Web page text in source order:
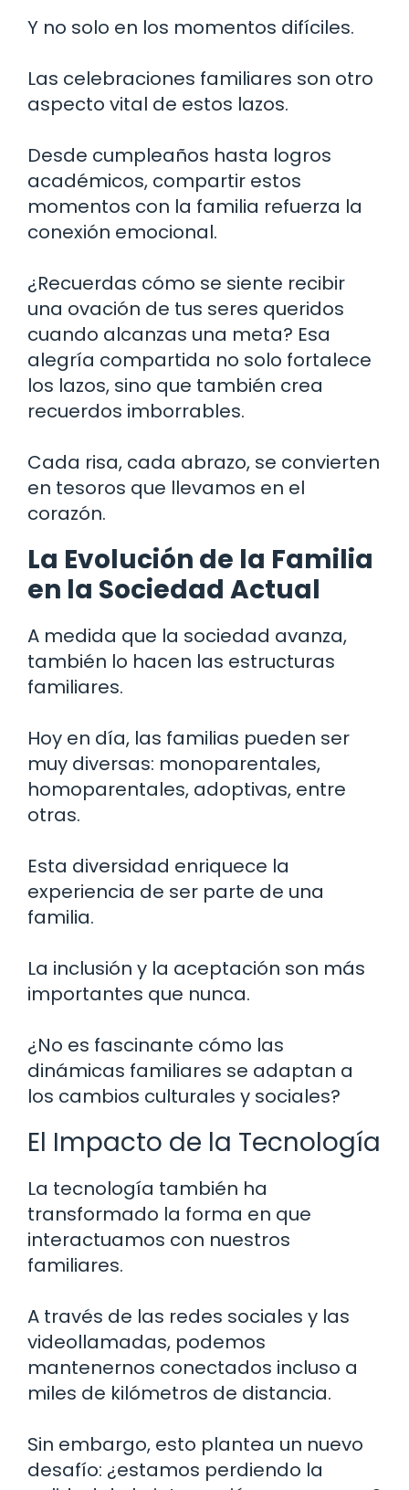
Y no solo en los momentos difíciles.
Las celebraciones familiares son otro
aspecto vital de estos lazos.
Desde cumpleaños hasta logros
académicos, compartir estos
momentos con la familia refuerza la
conexión emocional.
¿Recuerdas cómo se siente recibir
una ovación de tus seres queridos
cuando alcanzas una meta? Esa
alegría compartida no solo fortalece
los lazos, sino que también crea
recuerdos imborrables.
Cada risa, cada abrazo, se convierten
en tesoros que llevamos en el
corazón.
La Evolución de la Familia
en la Sociedad Actual
A medida que la sociedad avanza,
también lo hacen las estructuras
familiares.
Hoy en día, las familias pueden ser
muy diversas: monoparentales,
homoparentales, adoptivas, entre
otras.
Esta diversidad enriquece la
experiencia de ser parte de una
familia.
La inclusión y la aceptación son más
importantes que nunca.
¿No es fascinante cómo las
dinámicas familiares se adaptan a
los cambios culturales y sociales?
El Impacto de la Tecnología
La tecnología también ha
transformado la forma en que
interactuamos con nuestros
familiares.
A través de las redes sociales y las
videollamadas, podemos
mantenernos conectados incluso a
miles de kilómetros de distancia.
Sin embargo, esto plantea un nuevo
desafío: ¿estamos perdiendo la